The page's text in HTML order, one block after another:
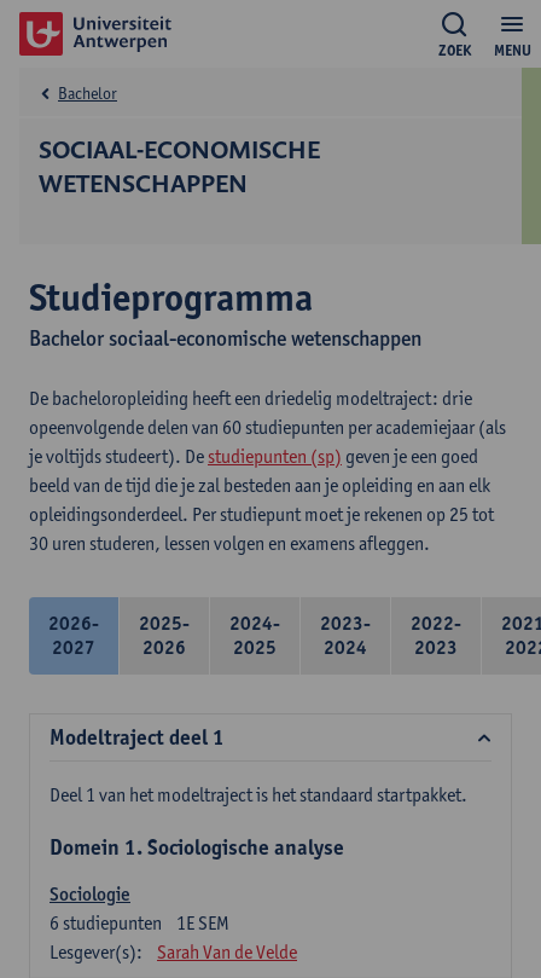
MENU
ZOEK
SOCIAAL-ECONOMISCHE
WETENSCHAPPEN
Bachelor
Studieprogramma
Bachelor sociaal-economische wetenschappen
De bacheloropleiding heeft een driedelig modeltraject: drie
opeenvolgende delen van 60 studiepunten per academiejaar (als
je voltijds studeert). De studiepunten (sp) geven je een goed
beeld van de tijd die je zal besteden aan je opleiding en aan elk
opleidingsonderdeel. Per studiepunt moet je rekenen op 25 tot
30 uren studeren, lessen volgen en examens afleggen.
2026-
2027
2025-
2026
2024-
2025
2023-
2024
2022-
2023
Modeltraject deel 1
Deel 1 van het modeltraject is het standaard startpakket.
Domein 1. Sociologische analyse
Sociologie
1E SEM
6 studiepunten
Lesgever(s):
Sarah Van de Velde